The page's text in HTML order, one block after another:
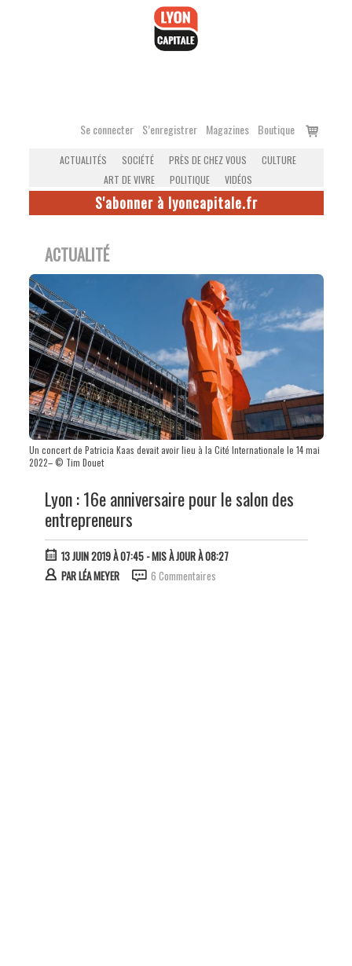
Se connecter S’enregistrer Magazines Boutique
Voir
ACTUALITÉS SOCIÉTÉ PRÈS DE CHEZ VOUS
CULTURE
ART DE VIVRE
POLITIQUE VIDÉOS
S'abonner à lyoncapitale.fr
ACTUALITÉ
Un concert de Patricia Kaas devait avoir lieu à la Cité Internationale le 14 mai
2022– © Tim Douet
Lyon : 16e anniversaire pour le salon des
entrepreneurs
13 JUIN 2019 À 07:45- MIS À JOUR À 08:27
PARLÉA MEYER 6 Commentaires